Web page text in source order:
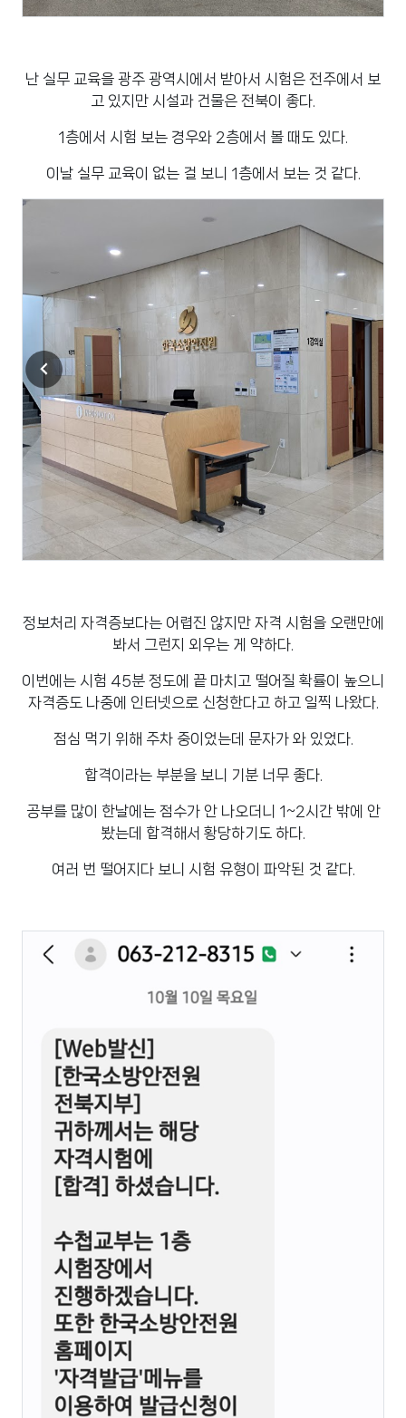
난 실무 교육을 광주 광역시에서 받아서 시험은 전주에서 보
고 있지만 시설과 건물은 전북이 좋다.
1층에서 시험 보는 경우와 2층에서 볼 때도 있다.
이날 실무 교육이 없는 걸 보니 1층에서 보는 것 같다.
정보처리 자격증보다는 어렵진 않지만 자격 시험을 오랜만에
봐서 그런지 외우는 게 약하다.
이번에는 시험 45분 정도에 끝 마치고 떨어질 확률이 높으니
자격증도 나중에 인터넷으로 신청한다고 하고 일찍 나왔다.
점심 먹기 위해 주차 중이었는데 문자가 와 있었다.
합격이라는 부분을 보니 기분 너무 좋다.
공부를 많이 한날에는 점수가 안 나오더니 1~2시간 밖에 안
봤는데 합격해서 황당하기도 하다.
여러 번 떨어지다 보니 시험 유형이 파악된 것 같다.